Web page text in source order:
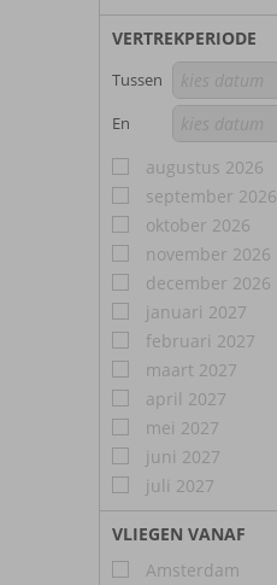
VERTREKPERIODE
Tussen
En
augustus 2026
september 2026
oktober 2026
november 2026
december 2026
januari 2027
februari 2027
maart 2027
april 2027
mei 2027
juni 2027
juli 2027
VLIEGEN VANAF
Amsterdam